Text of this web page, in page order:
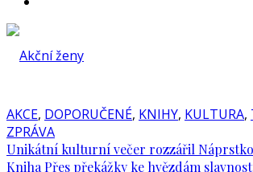
AKCE, DOPORUČENÉ, KNIHY, KULTURA,
ZPRÁVA
Unikátní kulturní večer rozzářil
Kniha Přes překážky ke hvězdám